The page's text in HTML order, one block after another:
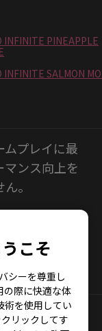
こそ
シーを尊重し
の際に快適な体
術を使用してい
リックしてす
INFINITE PINEAPPLE
INFINITE SALMON
ムプレイに最
ンス向上を
。